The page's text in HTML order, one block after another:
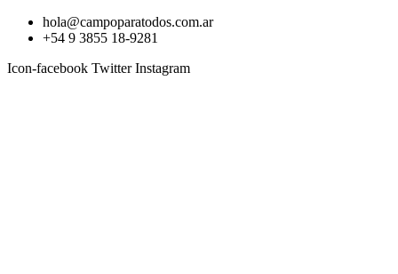
hola@campoparatodos.com.ar
+54 9 3855 18-9281
Icon-facebook Twitter Instagram